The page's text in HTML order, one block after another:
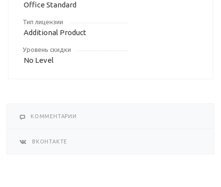
Office Standard
Тип лицензии
Additional Product
Уровень скидки
No Level
КОММЕНТАРИИ
ВКОНТАКТЕ